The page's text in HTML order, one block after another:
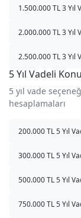
1.500.000 TL 3 Yıl
2.000.000 TL 3 Yıl
2.500.000 TL 3 Yıl
5 Yıl Vadeli
5 yıl vade
hesaplamaları
200.000 TL 5 Yıl
300.000 TL 5 Yıl
500.000 TL 5 Yıl
750.000 TL 5 Yıl